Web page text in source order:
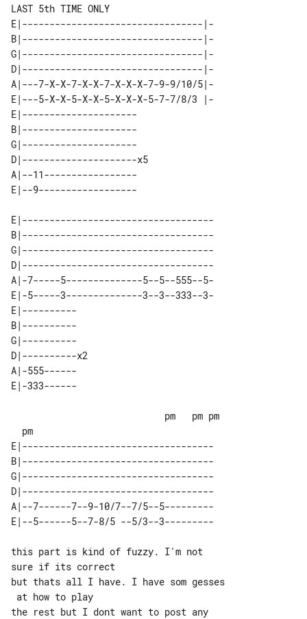
LAST 5th TIME ONLY
E|---------------------------------|-
B|---------------------------------|-
G|---------------------------------|-
D|---------------------------------|-
A|---7-X-X-7-X-X-7-X-X-X-7-9-9/10/5|-
E|---5-X-X-5-X-X-5-X-X-X-5-7-7/8/3 |-
E|---------------------
B|---------------------
G|---------------------
D|---------------------x5
A|--11-----------------
E|-----------------------------------
B|-----------------------------------
G|-----------------------------------
D|-----------------------------------
A|-7-----5--------------5--5--555--5-
E|-5-----3--------------3--3--333--3-
E|----------
B|----------
G|----------
D|----------x2
A|-555------
E|-----------------------------------
B|-----------------------------------
G|-----------------------------------
D|-----------------------------------
A|--7------7--9-10/7--7/5--5---------
this part is kind of fuzzy. I'm not
sure if its correct
but thats all I have. I have som gesses
the rest but I dont want to post any